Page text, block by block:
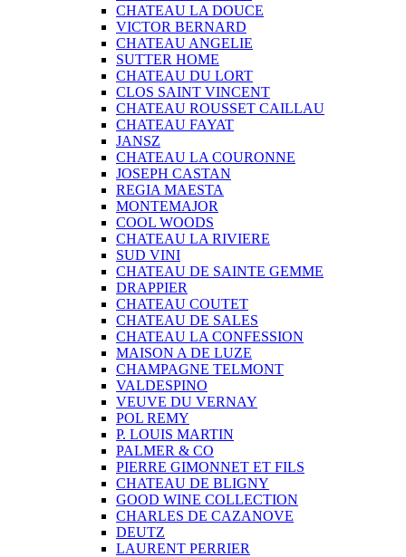
CHATEAU LA DOUCE
VICTOR BERNARD
CHATEAU ANGELIE
SUTTER HOME
CHATEAU DU LORT
CLOS SAINT VINCENT
CHATEAU ROUSSET CAILLAU
CHATEAU FAYAT
JANSZ
CHATEAU LA COURONNE
JOSEPH CASTAN
REGIA MAESTA
MONTEMAJOR
COOL WOODS
CHATEAU LA RIVIERE
SUD VINI
CHATEAU DE SAINTE GEMME
DRAPPIER
CHATEAU COUTET
CHATEAU DE SALES
CHATEAU LA CONFESSION
MAISON A DE LUZE
CHAMPAGNE TELMONT
VALDESPINO
VEUVE DU VERNAY
POL REMY
P. LOUIS MARTIN
PALMER & CO
PIERRE GIMONNET ET FILS
CHATEAU DE BLIGNY
GOOD WINE COLLECTION
CHARLES DE CAZANOVE
DEUTZ
LAURENT PERRIER